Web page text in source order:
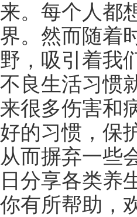
来。每个人都
界。然而随着
野，吸引着我
不良生活习惯
来很多伤害和
好的习惯，保
从而摒弃一些
日分享各类养
你有所帮助，